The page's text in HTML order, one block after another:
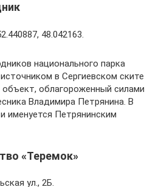
48.042163.
национального парка
в Сергиевском ските
объект, облагороженный силами
Владимира Петрянина. В
именуется Петрянинским
«Теремок»
ул., 2Б.